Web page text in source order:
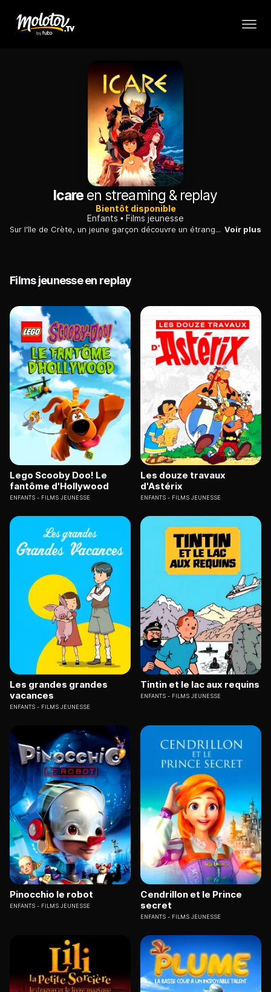
Icareen streaming & replay
Bientôt disponible
Enfants
Films jeunesse
Sur l'île de Crète, un jeune garçon découvre un étrange enfant à tête de taureau lors d'une sortie près d'un palais, propriété d'un redoutable roi. Voir plus
Films jeunesse en replay
Lego Scooby Doo! Le
fantôme d'Hollywood
ENFANTS FILMS JEUNESSE
Les douze travaux
d'Astérix
ENFANTS FILMS JEUNESSE
Les grandes grandes
vacances
ENFANTS FILMS JEUNESSE
Tintin et le lac aux requins
ENFANTS FILMS JEUNESSE
Pinocchio le robot
ENFANTS FILMS JEUNESSE
Cendrillon et le Prince
secret
ENFANTS FILMS JEUNESSE